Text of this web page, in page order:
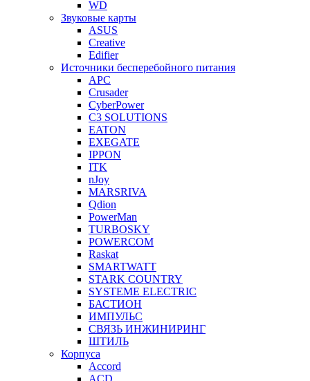
WD
Звуковые карты
ASUS
Creative
Edifier
Источники бесперебойного питания
APC
Crusader
CyberPower
C3 SOLUTIONS
EATON
EXEGATE
IPPON
ITK
nJoy
MARSRIVA
Qdion
PowerMan
TURBOSKY
POWERCOM
Raskat
SMARTWATT
STARK COUNTRY
SYSTEME ELECTRIC
БАСТИОН
ИМПУЛЬС
СВЯЗЬ ИНЖИНИРИНГ
ШТИЛЬ
Корпуса
Accord